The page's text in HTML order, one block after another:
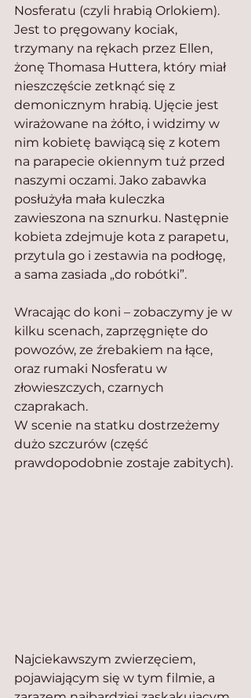
Nosferatu (czyli hrabią Orlokiem).
Jest to pręgowany kociak,
trzymany na rękach przez Ellen,
żonę Thomasa Huttera, który miał
nieszczęście zetknąć się z
demonicznym hrabią. Ujęcie jest
wirażowane na żółto, i widzimy w
nim kobietę bawiącą się z kotem
na parapecie okiennym tuż przed
naszymi oczami. Jako zabawka
posłużyła mała kuleczka
zawieszona na sznurku. Następnie
kobieta zdejmuje kota z parapetu,
przytula go i zestawia na podłogę,
a sama zasiada „do robótki”.
Wracając do koni – zobaczymy je w
kilku scenach, zaprzęgnięte do
powozów, ze źrebakiem na łące,
oraz rumaki Nosferatu w
złowieszczych, czarnych
czaprakach.
W scenie na statku dostrzeżemy
dużo szczurów (część
prawdopodobnie zostaje zabitych).
Najciekawszym zwierzęciem,
pojawiającym się w tym filmie, a